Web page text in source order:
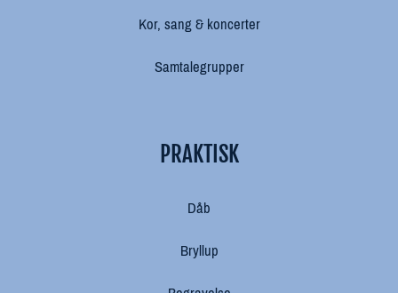
Kor, sang & koncerter
Samtalegrupper
PRAKTISK
Dåb
Bryllup